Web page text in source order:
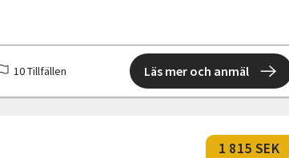
10 Tillfällen Läs mer och anmäl
1 815 SEK